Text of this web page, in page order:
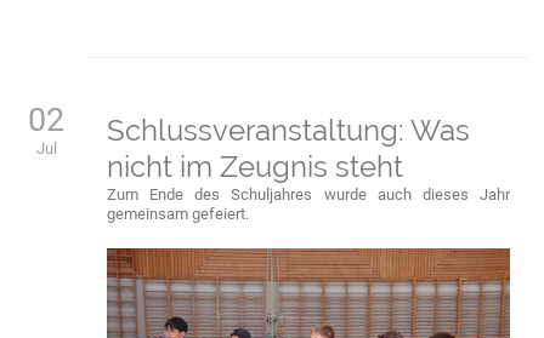
02
Jul
Schlussveranstaltung: Was
nicht im Zeugnis steht
Zum Ende des Schuljahres wurde auch dieses Jahr
gemeinsam gefeiert.